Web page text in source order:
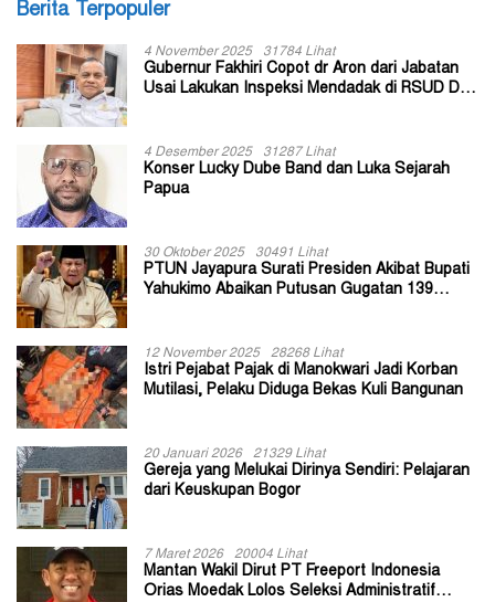
Berita Terpopuler
4 November 2025 31784 Lihat
Gubernur Fakhiri Copot dr Aron dari Jabatan
Usai Lakukan Inspeksi Mendadak di RSUD Dok
4 Desember 2025 31287 Lihat
Konser Lucky Dube Band dan Luka Sejarah
Papua
30 Oktober 2025 30491 Lihat
PTUN Jayapura Surati Presiden Akibat Bupati
Yahukimo Abaikan Putusan Gugatan 139
12 November 2025 28268 Lihat
Istri Pejabat Pajak di Manokwari Jadi Korban
Mutilasi, Pelaku Diduga Bekas Kuli Bangunan
20 Januari 2026 21329 Lihat
Gereja yang Melukai Dirinya Sendiri: Pelajaran
dari Keuskupan Bogor
7 Maret 2026 20004 Lihat
Mantan Wakil Dirut PT Freeport Indonesia
Orias Moedak Lolos Seleksi Administratif